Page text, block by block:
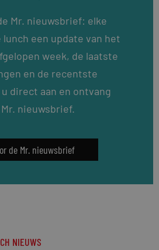
Mr. nieuwsbrief: elke
een update van het
week, de laatste
en de recentste
direct aan en ontvang
nieuwsbrief.
de Mr. nieuwsbrief
NIEUWS